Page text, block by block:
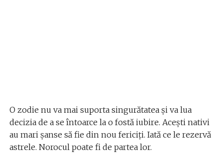
O zodie nu va mai suporta singurătatea și va lua
decizia de a se întoarce la o fostă iubire. Acești nativi
au mari șanse să fie din nou fericiți. Iată ce le rezervă
astrele. Norocul poate fi de partea lor.